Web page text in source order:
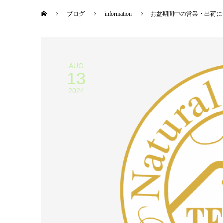
ブログ information お盆期間中の営業・出荷
AUG
13
2024